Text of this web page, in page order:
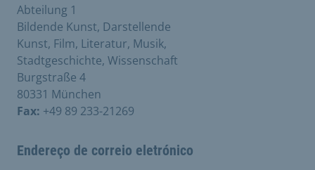
Abteilung 1
Bildende Kunst, Darstellende
Kunst, Film, Literatur, Musik,
Stadtgeschichte, Wissenschaft
Burgstraße 4
80331 München
Fax: +49 89 233-21269
Endereço de correio eletrónico